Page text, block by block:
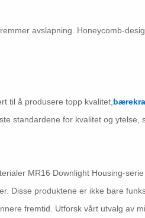
avslapning. Honeycomb-
til å produsere topp kvalitet,
standardene for kvalitet og ytelse,
MR16 Downlight Housing-
Disse produktene er ikke bare
fremtid. Utforsk vårt utvalg av